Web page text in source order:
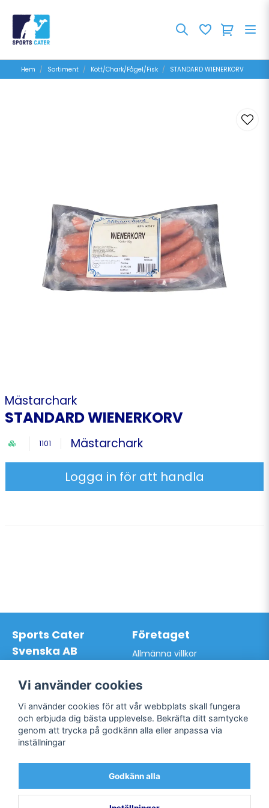
Hem Sortiment Kött/Chark/Fågel/Fisk STANDARD WIENERKORV
Mästarchark
STANDARD WIENERKORV
1101 Mästarchark
Logga in för att handla
Sports Cater
Svenska AB
Org.nr: 559024-7762
Mail:info@sportscater.se
Företaget
Allmänna villkor
Bli kund / Logga in
Support
Allmänna villkor
Kontakta oss
Facebook
Twitter
Vi använder cookies
Vi använder cookies för att vår webbplats skall fungera
och erbjuda dig bästa upplevelse. Bekräfta ditt samtycke
genom att trycka på godkänn alla eller anpassa via
inställningar
Godkänn alla